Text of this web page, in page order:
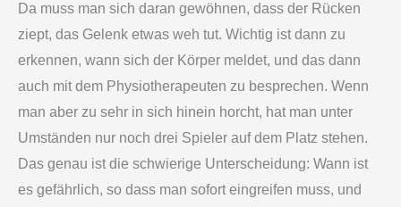
Da muss man sich daran gewöhnen, dass der Rücken
ziept, das Gelenk etwas weh tut. Wichtig ist dann zu
erkennen, wann sich der Körper meldet, und das dann
auch mit dem Physiotherapeuten zu besprechen. Wenn
man aber zu sehr in sich hinein horcht, hat man unter
Umständen nur noch drei Spieler auf dem Platz stehen.
Das genau ist die schwierige Unterscheidung: Wann ist
es gefährlich, so dass man sofort eingreifen muss, und